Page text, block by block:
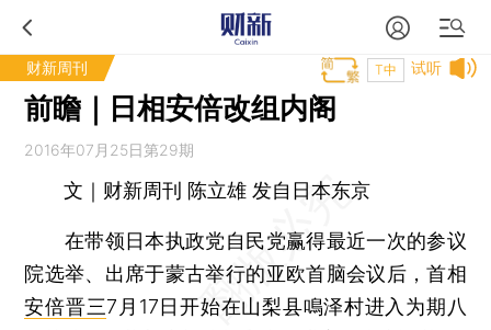
财新周刊 试听
T中
前瞻｜日相安倍改组内阁
2016年07月25日第29期
文｜财新周刊 陈立雄 发自日本东京
在带领日本执政党自民党赢得最近一次的参议
院选举、出席于蒙古举行的亚欧首脑会议后，首相
安倍晋三7月17日开始在山梨县鳴泽村进入为期八